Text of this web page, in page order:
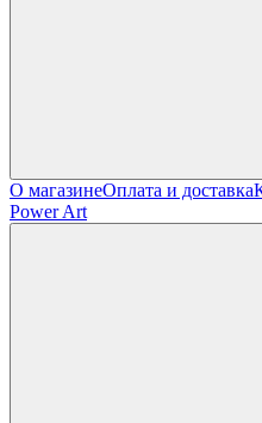
О магазинеОплата и доставка
Power Art